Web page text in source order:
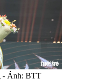
- Ảnh: BTT